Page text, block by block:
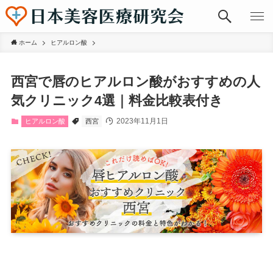
ホーム ヒアルロン酸
西宮で唇のヒアルロン酸がおすすめの人
気クリニック4選｜料金比較表付き
ヒアルロン酸 西宮 2023年11月1日